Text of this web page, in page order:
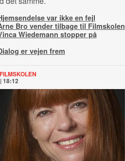
var ikke en fejl
Bro vender tilbage til Filmskolen
Wiedemann stopper på
er vejen frem
18:12